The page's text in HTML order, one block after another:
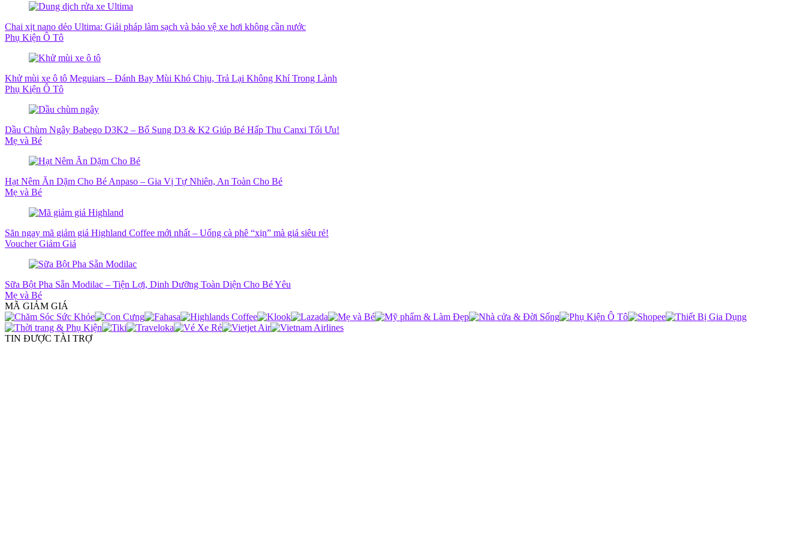
Chai xịt nano dẻo Ultima: Giải pháp làm sạch và bảo vệ xe hơi không cần nước
Phụ Kiện Ô Tô
Khử mùi xe ô tô Meguiars – Đánh Bay Mùi Khó Chịu, Trả Lại Không Khí Trong Lành
Phụ Kiện Ô Tô
Dầu Chùm Ngây Babego D3K2 – Bổ Sung D3 & K2 Giúp Bé Hấp Thu Canxi Tối Ưu!
Mẹ và Bé
Hạt Nêm Ăn Dặm Cho Bé Anpaso – Gia Vị Tự Nhiên, An Toàn Cho Bé
Mẹ và Bé
Săn ngay mã giảm giá Highland Coffee mới nhất – Uống cà phê “xịn” mà giá siêu rẻ!
Voucher Giảm Giá
Sữa Bột Pha Sẵn Modilac – Tiện Lợi, Dinh Dưỡng Toàn Diện Cho Bé Yêu
Mẹ và Bé
MÃ GIẢM GIÁ
TIN ĐƯỢC TÀI TRỢ